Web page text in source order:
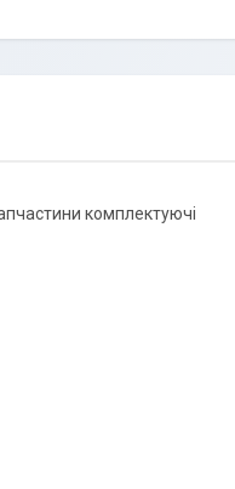
комплектуючі